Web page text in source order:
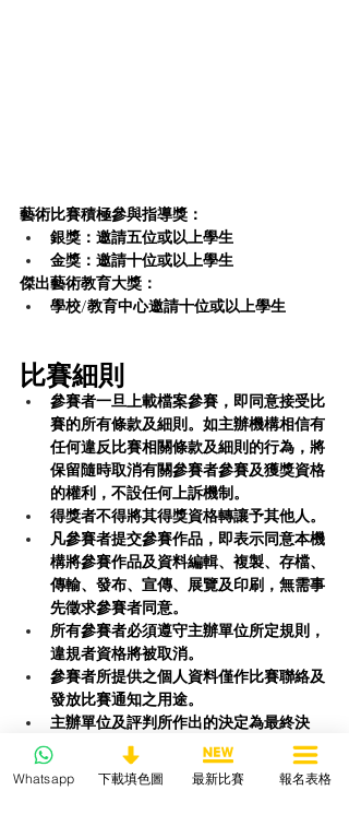
藝術比賽積極參與指導獎：
銀獎：邀請五位或以上學生
金獎：邀請十位或以上學生
傑出藝術教育大獎：
學校/教育中心邀請十位或以上學生
比賽細則
參賽者一旦上載檔案參賽，即同意接受比
賽的所有條款及細則。如主辦機構相信有
任何違反比賽相關條款及細則的行為，將
保留隨時取消有關參賽者參賽及獲獎資格
的權利，不設任何上訴機制。
得獎者不得將其得獎資格轉讓予其他人。
凡參賽者提交參賽作品，即表示同意本機
構將參賽作品及資料編輯、複製、存檔、
傳輸、發布、宣傳、展覽及印刷，無需事
先徵求參賽者同意。
所有參賽者必須遵守主辦單位所定規則，
違規者資格將被取消。
參賽者所提供之個人資料僅作比賽聯絡及
發放比賽通知之用途。
主辦單位及評判所作出的決定為最終決
定，任何人不得異議。
如有任何爭議，本機構保留最後權利。
Whatsapp 下載填色圖 最新比賽 報名表格